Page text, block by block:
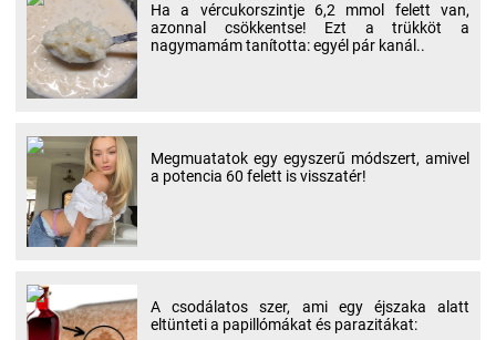
Ha a vércukorszintje 6,2 mmol felett van,
azonnal csökkentse! Ezt a trükköt a
nagymamám tanította: egyél pár kanál..
Megmuatatok egy egyszerű módszert, amivel
a potencia 60 felett is visszatér!
A csodálatos szer, ami egy éjszaka alatt
eltünteti a papillómákat és parazitákat: